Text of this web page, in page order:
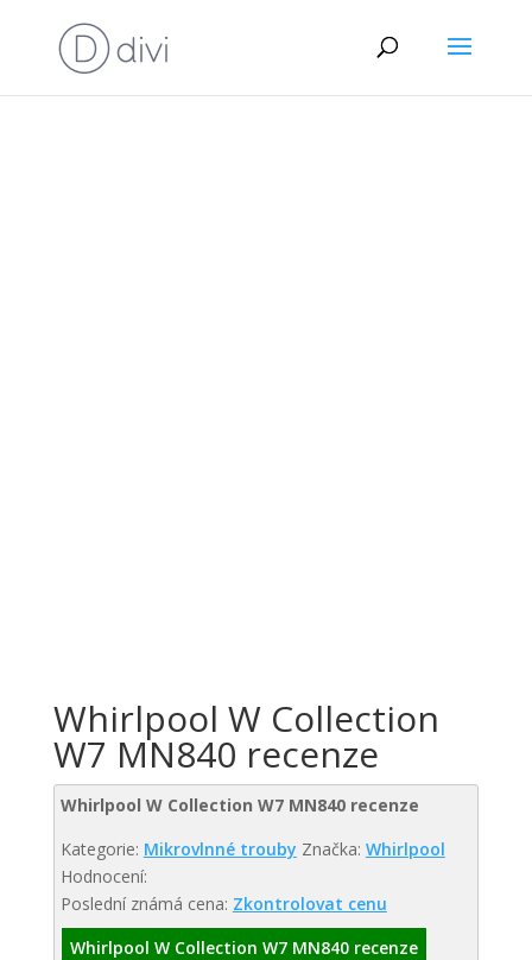
Whirlpool W Collection
W7 MN840 recenze
Whirlpool W Collection W7 MN840 recenze
Kategorie: Mikrovlnné trouby Značka: Whirlpool
Hodnocení:
Poslední známá cena: Zkontrolovat cenu
Whirlpool W Collection W7 MN840 recenze